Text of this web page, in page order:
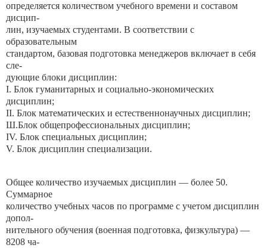
определяется количеством учебного времени и составом
дисцип-
лин, изучаемых студентами. В соответствии с
образовательным
стандартом, базовая подготовка менеджеров включает в себя
сле-
дующие блоки дисциплин:
I. Блок гуманитарных и социально-экономических
дисциплин;
II. Блок математических и естественнонаучных дисциплин;
Ш.Блок общепрофессиональных дисциплин;
IV. Блок специальных дисциплин;
V. Блок дисциплин специализации.
Общее количество изучаемых дисциплин — более 50.
Суммарное
количество учебных часов по программе с учетом дисциплин
допол-
нительного обучения (военная подготовка, физкультура) —
8208 ча-